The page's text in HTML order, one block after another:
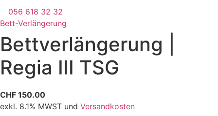
056 618 32 32
Bett-Verlängerung
Bettverlängerung |
Regia III TSG
CHF 150.00
exkl. 8.1% MWST und Versandkosten